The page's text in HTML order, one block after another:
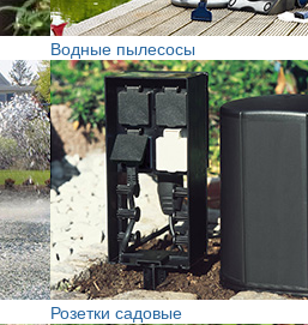
Водные пылесосы
Розетки садовые